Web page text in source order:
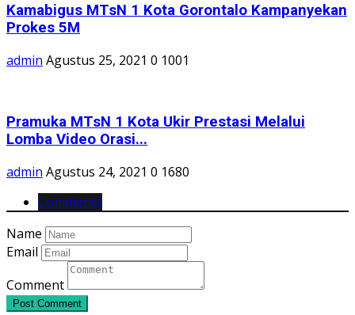
Kamabigus MTsN 1 Kota Gorontalo Kampanyekan
Prokes 5M
admin Agustus 25, 2021 0 1001
Pramuka MTsN 1 Kota Ukir Prestasi Melalui
Lomba Video Orasi...
admin Agustus 24, 2021 0 1680
Comments
Name
Email
Comment
Post Comment